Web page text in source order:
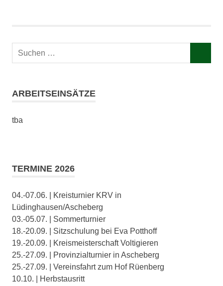
Suchen
ARBEITSEINSÄTZE
tba
TERMINE 2026
04.-07.06. | Kreisturnier KRV in
Lüdinghausen/Ascheberg
03.-05.07. | Sommerturnier
18.-20.09. | Sitzschulung bei Eva Potthoff
19.-20.09. | Kreismeisterschaft Voltigieren
25.-27.09. | Provinzialturnier in Ascheberg
25.-27.09. | Vereinsfahrt zum Hof Rüenberg
10.10. | Herbstausritt